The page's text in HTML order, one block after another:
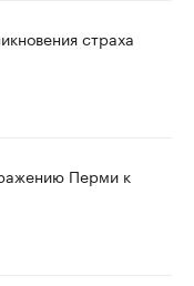
страха
Перми к